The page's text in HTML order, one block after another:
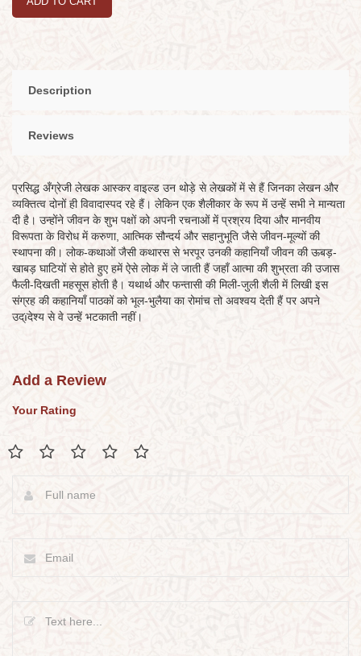
Description
Reviews
प्रसिद्ध अँग्रेजी लेखक आस्कर वाइल्ड उन थोड़े से लेखकों में से हैं जिनका लेखन और
व्यक्तित्व दोनों ही विवादास्पद रहे हैं। लेकिन एक शैलीकार के रूप में उन्हें सभी ने मान्यता
दी है। उन्होंने जीवन के शुभ पक्षों को अपनी रचनाओं में प्रश्रय दिया और मानवीय
विरूपता के विरोध में करुणा, आत्मिक सौन्दर्य और सहानुभूति जैसे जीवन-मूल्यों की
स्थापना की। लोक-कथाओं जैसी कथारस से भरपूर उनकी कहानियाँ जीवन की ऊबड़-
खाबड़ घाटियों से होते हुए हमें ऐसे लोक में ले जाती हैं जहाँ आत्मा की शुभ्रता की उजास
फैली-दिखती महसूस होती है। यथार्थ और फन्तासी की मिली-जुली शैली में लिखी इस
संग्रह की कहानियाँ पाठकों को भूल-भुलैया का रोमांच तो अवश्वय देती हैं पर अपने
उद्ïदेश्य से वे उन्हें भटकाती नहीं।
Add a Review
Your Rating